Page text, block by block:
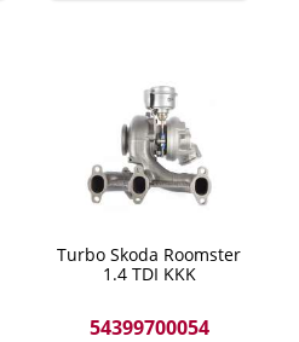
Turbo Skoda Roomster
1.4 TDI KKK
54399700054